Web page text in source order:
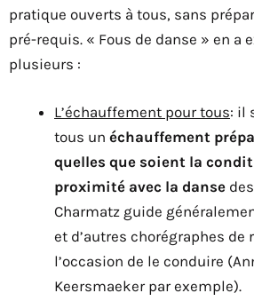
pratique ouverts à tous, sans
pré-requis. « Fous de danse » en a
plusieurs :
L’échauffement pour tous: il
tous un échauffement
quelles que soient la
proximité avec la danse
Charmatz guide
et d’autres chorégraphes de
l’occasion de le conduire
Keersmaeker par exemple).